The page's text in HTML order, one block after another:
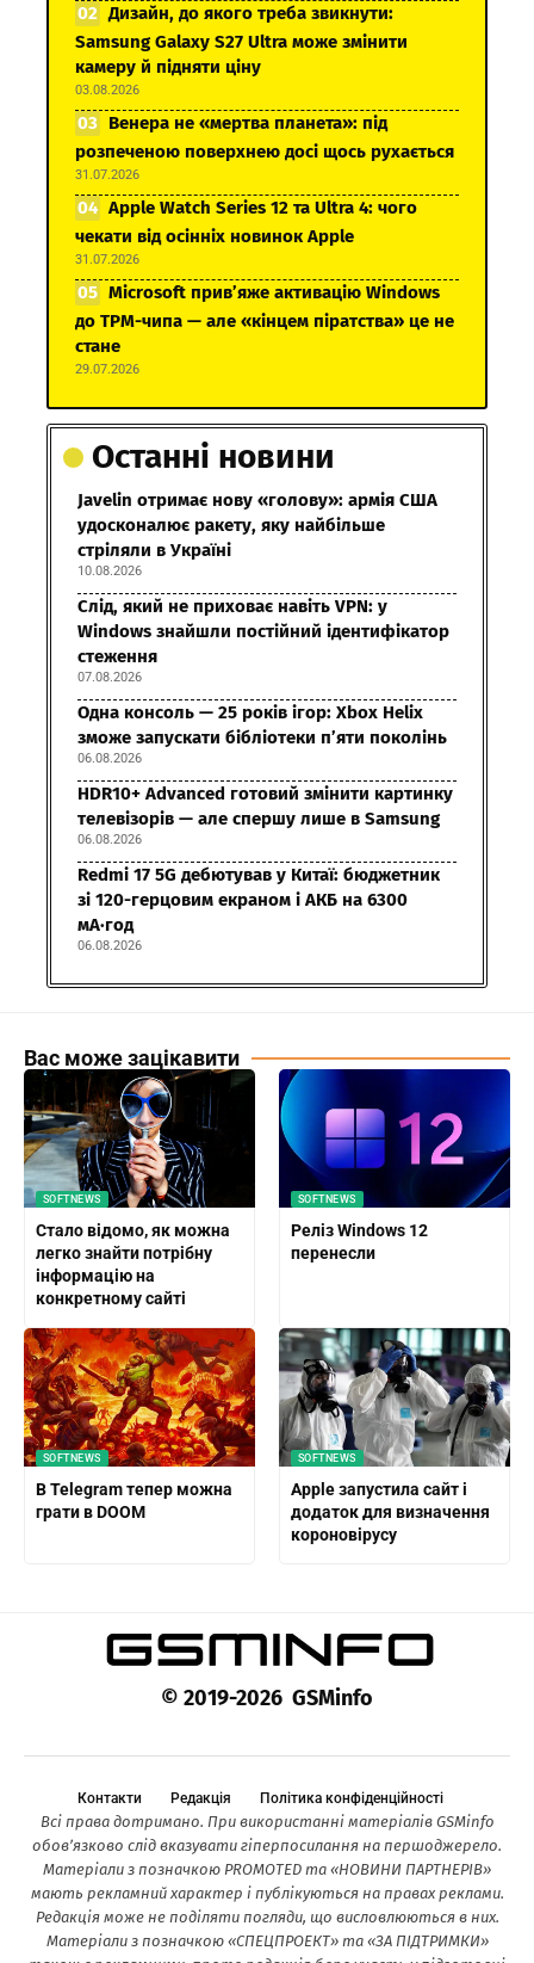
Дизайн, до якого треба звикнути:
Samsung Galaxy S27 Ultra може змінити
камеру й підняти ціну
03.08.2026
Венера не «мертва планета»: під
розпеченою поверхнею досі щось рухається
31.07.2026
Apple Watch Series 12 та Ultra 4: чого
чекати від осінніх новинок Apple
31.07.2026
Microsoft прив’яже активацію Windows
до TPM-чипа — але «кінцем піратства» це не
стане
29.07.2026
Останні новини
Javelin отримає нову «голову»: армія США
удосконалює ракету, яку найбільше
стріляли в Україні
10.08.2026
Слід, який не приховає навіть VPN: у
Windows знайшли постійний ідентифікатор
стеження
07.08.2026
Одна консоль — 25 років ігор: Xbox Helix
зможе запускати бібліотеки п’яти поколінь
06.08.2026
HDR10+ Advanced готовий змінити картинку
телевізорів — але спершу лише в Samsung
06.08.2026
Redmi 17 5G дебютував у Китаї: бюджетник
зі 120-герцовим екраном і АКБ на 6300
мА·год
06.08.2026
Вас може зацікавити
SOFTNEWS
Стало відомо, як можна
легко знайти потрібну
інформацію на
конкретному сайті
SOFTNEWS
Реліз Windows 12
перенесли
SOFTNEWS
В Telegram тепер можна
грати в DOOM
SOFTNEWS
Apple запустила сайт і
додаток для визначення
короновірусу
© 2019-2026 GSMinfo
Контакти Редакція Політика конфіденційності
Всі права дотримано. При використанні матеріалів GSMinfo
обов’язково слід вказувати гіперпосилання на першоджерело.
Матеріали з позначкою PROMOTED та «НОВИНИ ПАРТНЕРІВ»
мають рекламний характер і публікуються на правах реклами.
Редакція може не поділяти погляди, що висловлюються в них.
Матеріали з позначкою «СПЕЦПРОЕКТ» та «ЗА ПІДТРИМКИ»